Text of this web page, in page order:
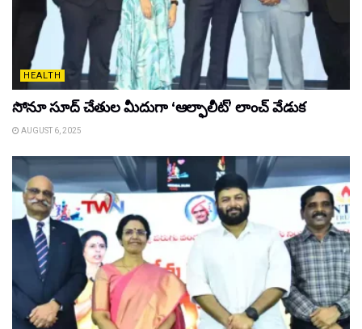
HEALTH
సోనూ సూద్ చేతుల మీదుగా ‘ఆల్ఫాలీట్’ లాంచ్ వేడుక
AUGUST 6, 2025